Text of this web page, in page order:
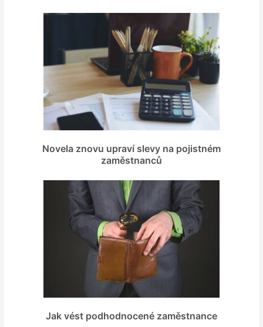
Novela znovu upraví slevy na pojistném
zaměstnanců
Jak vést podhodnocené zaměstnance